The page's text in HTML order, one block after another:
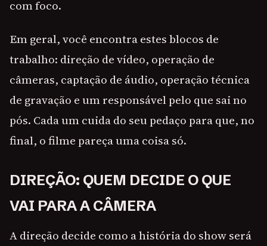
com foco.
Em geral, você encontra estes blocos de
trabalho: direção de vídeo, operação de
câmeras, captação de áudio, operação técnica
de gravação e um responsável pelo que sai no
pós. Cada um cuida do seu pedaço para que, no
final, o filme pareça uma coisa só.
DIREÇÃO: QUEM DECIDE O QUE
VAI PARA A CÂMERA
A direção decide como a história do show será